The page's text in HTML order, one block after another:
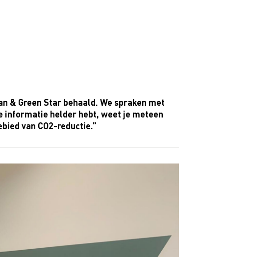
& Green Star behaald. We spraken met
informatie helder hebt, weet je meteen
van CO2-reductie.”